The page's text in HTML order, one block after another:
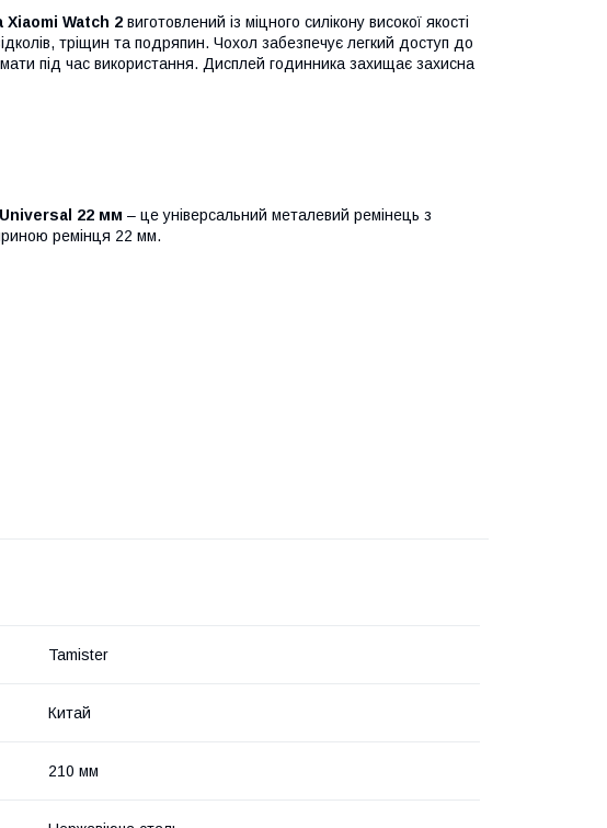
Watch 2 виготовлений із міцного силікону високої якості
тріщин та подряпин. Чохол забезпечує легкий доступ до
під час використання. Дисплей годинника захищає захисна
22 мм – це універсальний металевий ремінець з
ремінця 22 мм.
Tamister
Китай
210 мм